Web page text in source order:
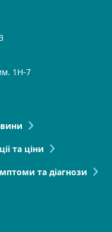
1Н-7
та ціни
та діагнози